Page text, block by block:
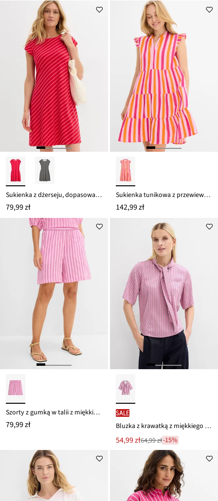
Sukienka z dżerseju, dopasowany fason
79,99 zł
Sukienka tunikowa z przewiewnego muślinu
142,99 zł
Szorty z gumką w talii z miękkiego muślinu
79,99 zł
SALE
Bluzka z krawatką z miękkiego modalu
Nowa
cena
54,99 zł
Przeceniono
64,99 zł
64,99 zł-15%